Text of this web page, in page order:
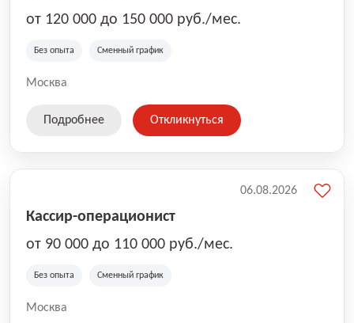
от 120 000 до 150 000 руб./мес.
Без опыта Сменный график
Москва
Подробнее Откликнуться
Кассир-операционист
от 90 000 до 110 000 руб./мес.
Без опыта Сменный график
Москва
06.08.2026